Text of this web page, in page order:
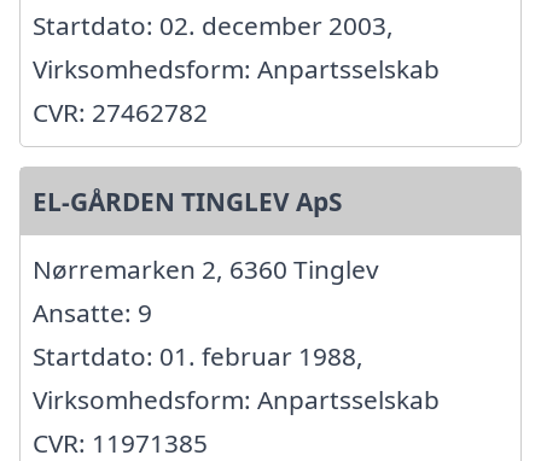
Startdato: 02. december 2003,
Virksomhedsform: Anpartsselskab
CVR: 27462782
EL-GÅRDEN TINGLEV ApS
Nørremarken 2, 6360 Tinglev
Ansatte: 9
Startdato: 01. februar 1988,
Virksomhedsform: Anpartsselskab
CVR: 11971385